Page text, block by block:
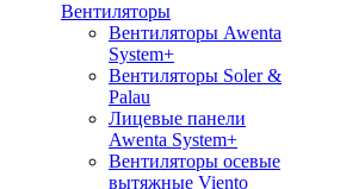
Вентиляторы
Вентиляторы Awenta
System+
Вентиляторы Soler &
Palau
Лицевые панели
Awenta System+
Вентиляторы осевые
вытяжные Viento